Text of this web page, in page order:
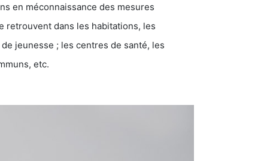
en méconnaissance des mesures
retrouvent dans les habitations, les
; les centres de santé, les
etc.